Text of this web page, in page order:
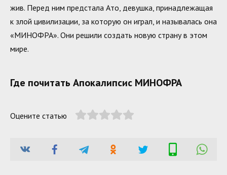
жив. Перед ним предстала Ато, девушка, принадлежащая
к злой цивилизации, за которую он играл, и называлась она
«МИНОФРА». Они решили создать новую страну в этом
мире.
Где почитать Апокалипсис МИНОФРА
Оцените статью